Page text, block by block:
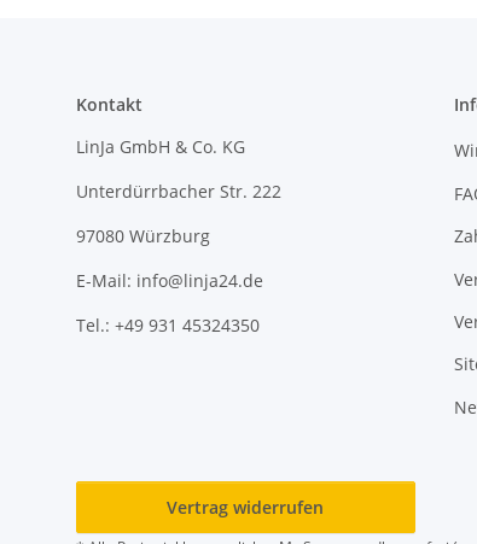
Kontakt
LinJa GmbH & Co. KG
Unterdürrbacher Str. 222
97080 Würzburg
E-Mail: info@linja24.de
Tel.: +49 931 45324350
Vertrag widerrufen